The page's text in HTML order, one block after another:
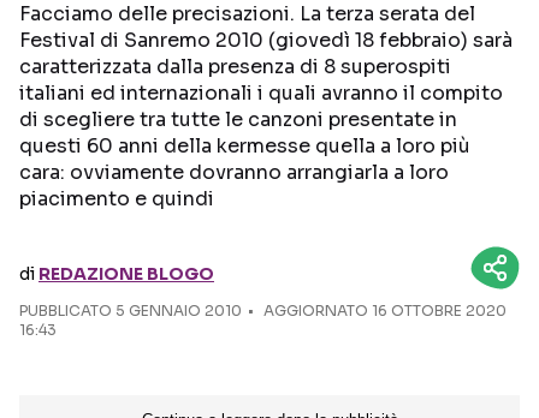
Seguici sui social
Facciamo delle precisazioni. La terza serata del
Festival di Sanremo 2010 (giovedì 18 febbraio) sarà
caratterizzata dalla presenza di 8 superospiti
italiani ed internazionali i quali avranno il compito
di scegliere tra tutte le canzoni presentate in
questi 60 anni della kermesse quella a loro più
cara: ovviamente dovranno arrangiarla a loro
piacimento e quindi
di REDAZIONE BLOGO
PUBBLICATO 5 GENNAIO 2010
AGGIORNATO 16 OTTOBRE 2020
16:43